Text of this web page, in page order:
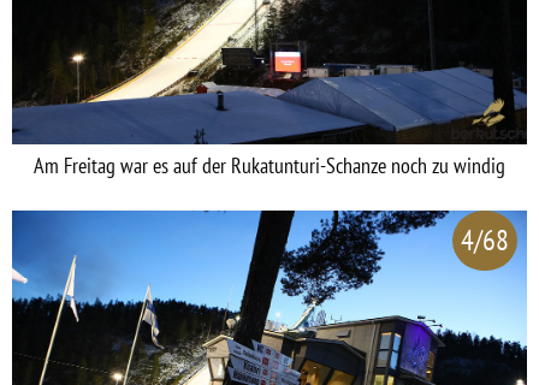
Am Freitag war es auf der Rukatunturi-Schanze noch zu windig
4/68